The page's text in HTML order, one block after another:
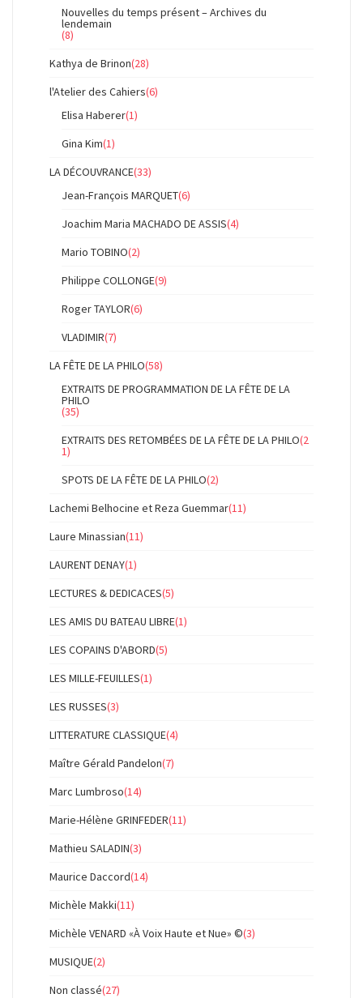
Nouvelles du temps présent – Archives du
lendemain
(8)
Kathya de Brinon(28)
l'Atelier des Cahiers(6)
Elisa Haberer(1)
Gina Kim(1)
LA DÉCOUVRANCE(33)
Jean-François MARQUET(6)
Joachim Maria MACHADO DE ASSIS(4)
Mario TOBINO(2)
Philippe COLLONGE(9)
Roger TAYLOR(6)
VLADIMIR(7)
LA FÊTE DE LA PHILO(58)
EXTRAITS DE PROGRAMMATION DE LA FÊTE DE LA
PHILO
(35)
EXTRAITS DES RETOMBÉES DE LA FÊTE DE LA PHILO(2
1)
SPOTS DE LA FÊTE DE LA PHILO(2)
Lachemi Belhocine et Reza Guemmar(11)
Laure Minassian(11)
LAURENT DENAY(1)
LECTURES & DEDICACES(5)
LES AMIS DU BATEAU LIBRE(1)
LES COPAINS D'ABORD(5)
LES MILLE-FEUILLES(1)
LES RUSSES(3)
LITTERATURE CLASSIQUE(4)
Maître Gérald Pandelon(7)
Marc Lumbroso(14)
Marie-Hélène GRINFEDER(11)
Mathieu SALADIN(3)
Maurice Daccord(14)
Michèle Makki(11)
Michèle VENARD «À Voix Haute et Nue» ©(3)
MUSIQUE(2)
Non classé(27)